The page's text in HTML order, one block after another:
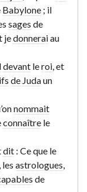
Babylone ; il
sages de
jedonneraiau
devant leroi , et
de Judaun
nommait
connaître le
dit : Ce que le
, les astrologues
de